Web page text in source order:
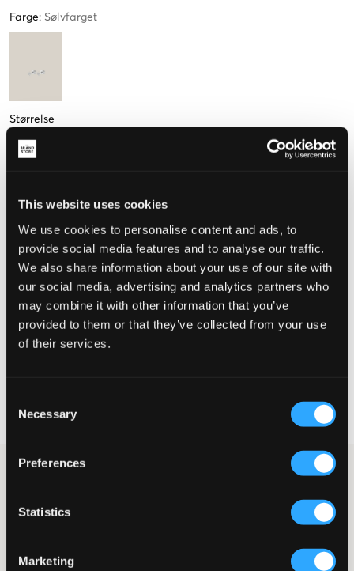
This website uses cookies
We use cookies to personalise content and ads, to
provide social media features and to analyse our traffic.
We also share information about your use of our site with
our social media, advertising and analytics partners who
may combine it with other information that you’ve
provided to them or that they’ve collected from your use
of their services.
Selection
Necessary
Preferences
Statistics
Marketing
Farge: Sølvfarget
Størrelse
One Size
Opplevd størrelse
Liten Riktig Stor
VELG EN STØRRELSE
Fri frakt over 999 kr
Retur- og bytterett i 60 dager
Øredobber med stjerner fra Dark Department. Øredobbene er i
passer til alle antrekk og er passende både til hverdags og til
fest.
Studs